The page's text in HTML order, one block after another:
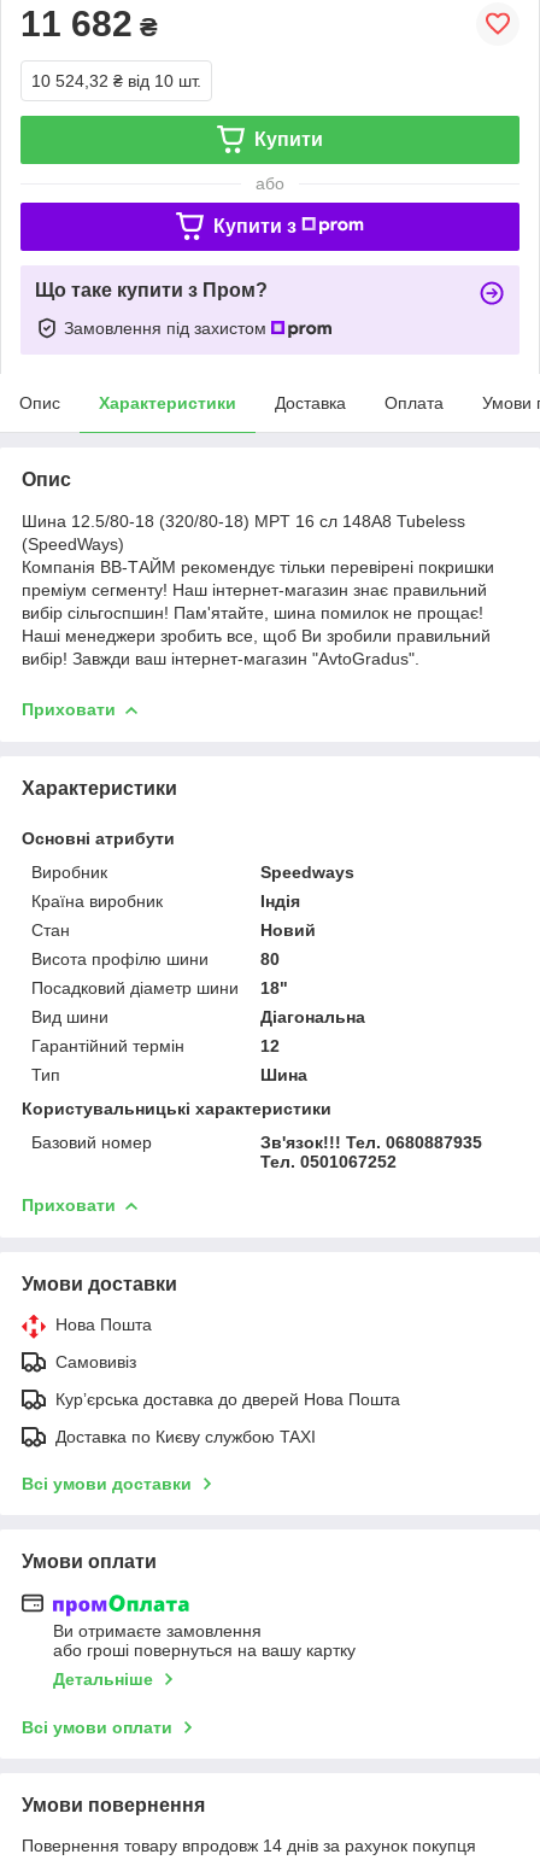
11 682 ₴
10 524,32 ₴ від 10 шт.
Купити
або
Купити з
Що таке купити з Пром?
Замовлення під захистом
Опис Характеристики Доставка Оплата Умови
Опис
Шина 12.5/80-18 (320/80-18) MPT 16 сл 148A8 Tubeless
(SpeedWays)
Компанія ВВ-ТАЙМ рекомендує тільки перевірені покришки
преміум сегменту! Наш інтернет-магазин знає правильний
вибір сільгоспшин! Пам'ятайте, шина помилок не прощає!
Наші менеджери зробить все, щоб Ви зробили правильний
вибір! Завжди ваш інтернет-магазин "AvtoGradus".
Приховати
Характеристики
Основні атрибути
Виробник
Speedways
Країна виробник
Індія
Стан
Новий
Висота профілю шини
80
Посадковий діаметр шини
18"
Вид шини
Діагональна
Гарантійний термін
12
Тип
Шина
Користувальницькі характеристики
Базовий номер
Зв'язок!!! Тел. 0680887935
Тел. 0501067252
Приховати
Умови доставки
Нова Пошта
Самовивіз
Курʼєрська доставка до дверей Нова Пошта
Доставка по Києву службою TAXI
Всі умови доставки
Умови оплати
Ви отримаєте замовлення
або гроші повернуться на вашу картку
Детальніше
Всі умови оплати
Умови повернення
Повернення товару впродовж 14 днів за рахунок покупця